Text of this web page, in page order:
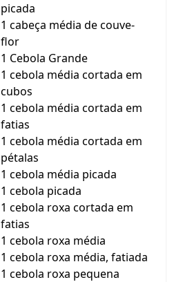
picada
1 cabeça média de couve-
flor
1 Cebola Grande
1 cebola média cortada em
cubos
1 cebola média cortada em
fatias
1 cebola média cortada em
pétalas
1 cebola média picada
1 cebola picada
1 cebola roxa cortada em
fatias
1 cebola roxa média
1 cebola roxa média, fatiada
1 cebola roxa pequena